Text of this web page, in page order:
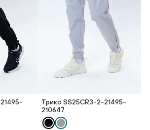
Трико SS25CR3-2-21495-
210647